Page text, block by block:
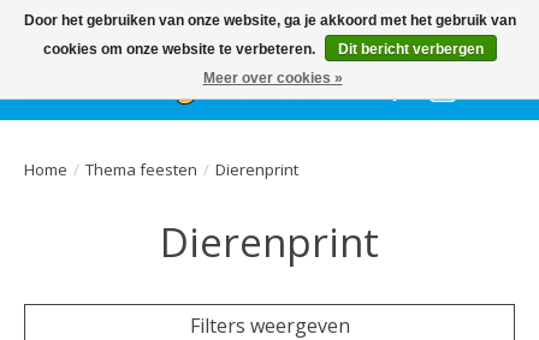
HetGEHELE jaar, grote collectie feestkleding & accessoires |
Ballonnen | Schmink | Bedrukking | Altijd gratis parkeren
Verlanglijst
Home / Thema feesten / Dierenprint
Dierenprint
Filters weergeven
Door het gebruiken van onze website, ga je akkoord met het gebruik van
cookies om onze website te verbeteren.
Dit bericht verbergen
Meer over cookies »